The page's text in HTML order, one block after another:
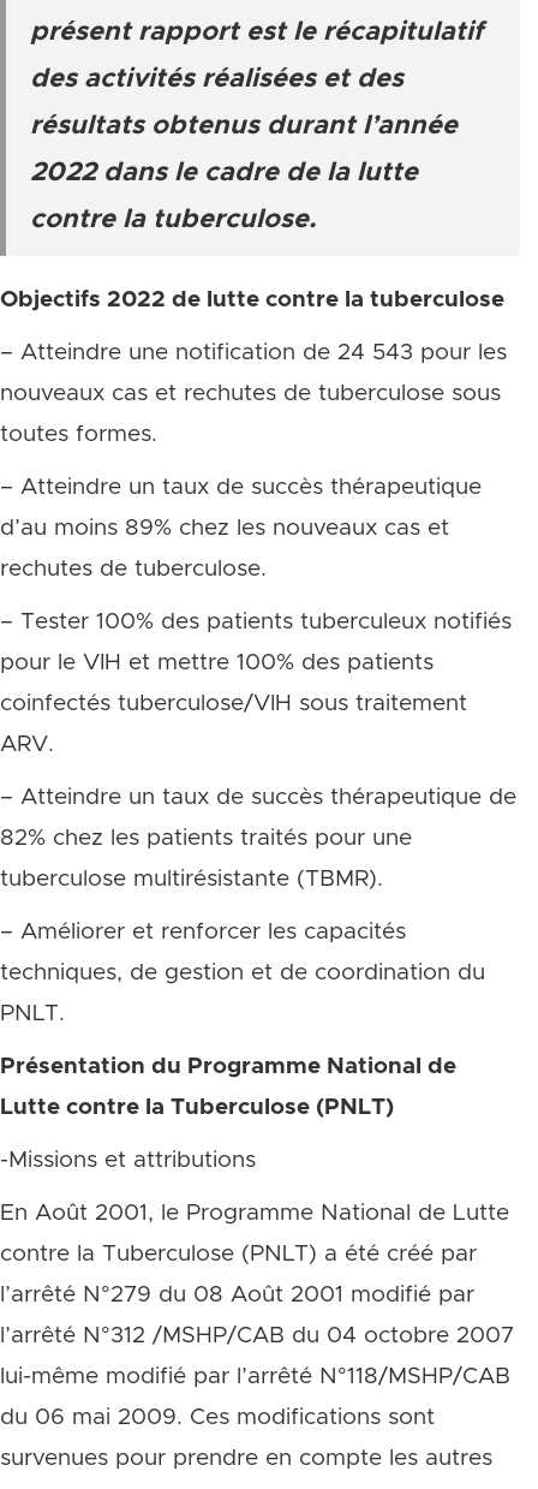
présent rapport est le récapitulatif
des activités réalisées et des
résultats obtenus durant l’année
2022 dans le cadre de la lutte
contre la tuberculose.
Objectifs 2022 de lutte contre la tuberculose
– Atteindre une notification de 24 543 pour les
nouveaux cas et rechutes de tuberculose sous
toutes formes.
– Atteindre un taux de succès thérapeutique
d’au moins 89% chez les nouveaux cas et
rechutes de tuberculose.
– Tester 100% des patients tuberculeux notifiés
pour le VIH et mettre 100% des patients
coinfectés tuberculose/VIH sous traitement
ARV.
– Atteindre un taux de succès thérapeutique de
82% chez les patients traités pour une
tuberculose multirésistante (TBMR).
– Améliorer et renforcer les capacités
techniques, de gestion et de coordination du
PNLT.
Présentation du Programme National de
Lutte contre la Tuberculose (PNLT)
-Missions et attributions
En Août 2001, le Programme National de Lutte
contre la Tuberculose (PNLT) a été créé par
l’arrêté N°279 du 08 Août 2001 modifié par
l’arrêté N°312 /MSHP/CAB du 04 octobre 2007
lui-même modifié par l’arrêté N°118/MSHP/CAB
du 06 mai 2009. Ces modifications sont
survenues pour prendre en compte les autres